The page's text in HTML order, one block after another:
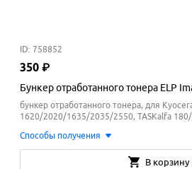
ID: 758852
350 ₽
Бункер отработанного тонера ELP
бункер отработанного тонера, для
1620/2020/1635/2035/2550, TASKalfa
Способы получения
В корзину